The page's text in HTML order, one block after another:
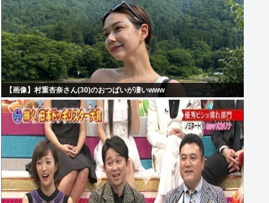
【画像】村重杏奈さん(30)のおつぱいが凄いwww